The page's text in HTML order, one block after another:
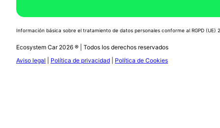
Información básica sobre el tratamiento de datos personales conforme al RGPD (UE)
Ecosystem Car 2026 ® | Todos los derechos reservados
Aviso legal
Política de privacidad Política de Cookies